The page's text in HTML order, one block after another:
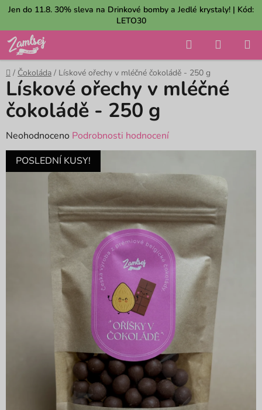
Přejít
obsah
Jen do 11.8. 30% sleva na Drinkové bomby a Jedlé krystaly! | Kód:
LETO30
Hledat
KOŠÍK
Domů
/ Čokoláda / Lískové ořechy v mléčné čokoládě - 250 g
Lískové ořechy v mléčné
čokoládě - 250 g
Průměrné
hodnocení
produktu
Neohodnoceno Podrobnosti hodnocení
POSLEDNÍ KUSY!